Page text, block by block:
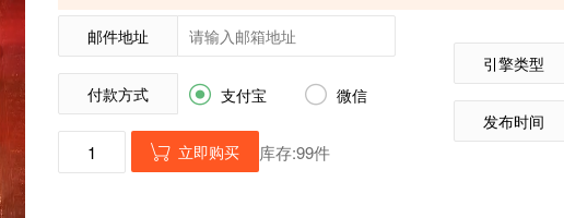
邮件地址
付款方式  支付宝  微信
 立即购买 库存:99件
引擎类型
发布时间